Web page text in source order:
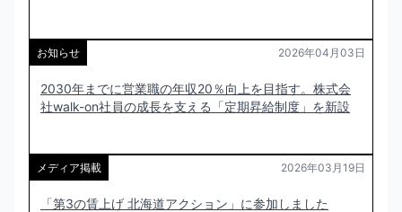
お知らせ 2026年04月03日
2030年までに営業職の年収20％向上を目指す。株式会
社walk-on社員の成長を支える「定期昇給制度」を新設
メディア掲載 2026年03月19日
「第3の賃上げ 北海道アクション」に参加しました